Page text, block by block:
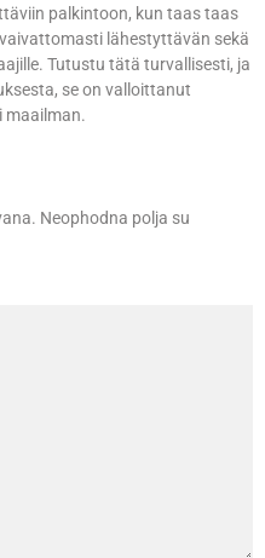
palkintoon, kun taas taas
lähestyttävän sekä
Tutustu tätä turvallisesti, ja
se on valloittanut
maailman.
Neophodna polja su